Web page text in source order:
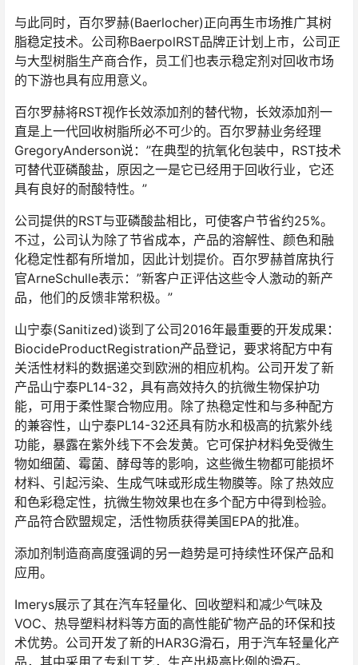
与此同时，百尔罗赫(Baerlocher)正向再生市场推广其树
脂稳定技术。公司称BaerpolRST品牌正计划上市，公司正
与大型树脂生产商合作，员工们也表示稳定剂对回收市场
的下游也具有应用意义。
百尔罗赫将RST视作长效添加剂的替代物，长效添加剂一
直是上一代回收树脂所必不可少的。百尔罗赫业务经理
GregoryAnderson说：”在典型的抗氧化包装中，RST技术
可替代亚磷酸盐，原因之一是它已经用于回收行业，它还
具有良好的耐酸特性。”
公司提供的RST与亚磷酸盐相比，可使客户节省约25%。
不过，公司认为除了节省成本，产品的溶解性、颜色和融
化稳定性都有所增加，因此计划提价。百尔罗赫首席执行
官ArneSchulle表示：”新客户正评估这些令人激动的新产
品，他们的反馈非常积极。”
山宁泰(Sanitized)谈到了公司2016年最重要的开发成果：
BiocideProductRegistration产品登记，要求将配方中有
关活性材料的数据递交到欧洲的相应机构。公司开发了新
产品山宁泰PL14-32，具有高效持久的抗微生物保护功
能，可用于柔性聚合物应用。除了热稳定性和与多种配方
的兼容性，山宁泰PL14-32还具有防水和极高的抗紫外线
功能，暴露在紫外线下不会发黄。它可保护材料免受微生
物如细菌、霉菌、酵母等的影响，这些微生物都可能损坏
材料、引起污染、生成气味或形成生物膜等。除了热效应
和色彩稳定性，抗微生物效果也在多个配方中得到检验。
产品符合欧盟规定，活性物质获得美国EPA的批准。
添加剂制造商高度强调的另一趋势是可持续性环保产品和
应用。
Imerys展示了其在汽车轻量化、回收塑料和减少气味及
VOC、热导塑料材料等方面的高性能矿物产品的环保和技
术优势。公司开发了新的HAR3G滑石，用于汽车轻量化产
品，其中采用了专利工艺，生产出极高比例的滑石。